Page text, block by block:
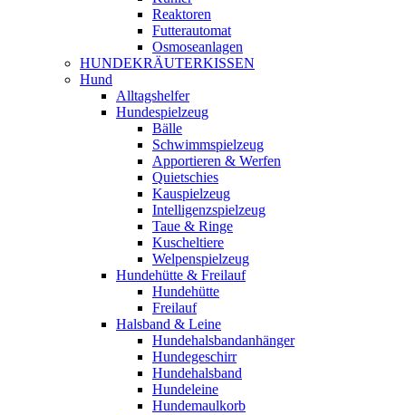
Reaktoren
Futterautomat
Osmoseanlagen
HUNDEKRÄUTERKISSEN
Hund
Alltagshelfer
Hundespielzeug
Bälle
Schwimmspielzeug
Apportieren & Werfen
Quietschies
Kauspielzeug
Intelligenzspielzeug
Taue & Ringe
Kuscheltiere
Welpenspielzeug
Hundehütte & Freilauf
Hundehütte
Freilauf
Halsband & Leine
Hundehalsbandanhänger
Hundegeschirr
Hundehalsband
Hundeleine
Hundemaulkorb